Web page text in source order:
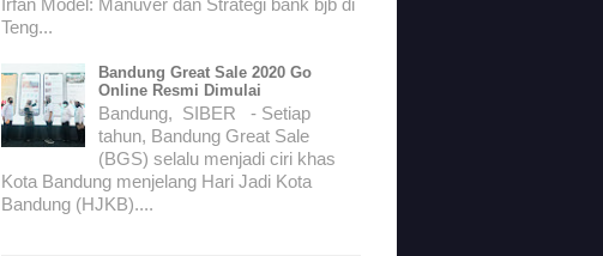
Teng...
Bandung Great Sale 2020 Go
Online Resmi Dimulai
Bandung, SIBER - Setiap
tahun, Bandung Great Sale
(BGS) selalu menjadi ciri khas
Kota Bandung menjelang Hari Jadi Kota
Bandung (HJKB)....